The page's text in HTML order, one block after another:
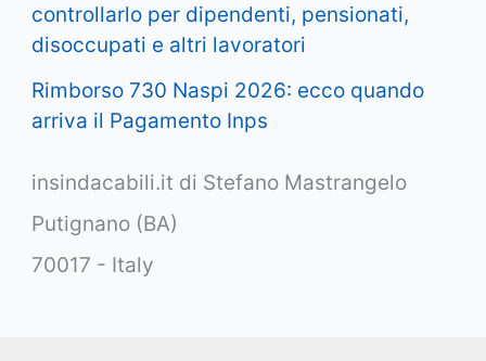
controllarlo per dipendenti, pensionati,
disoccupati e altri lavoratori
Rimborso 730 Naspi 2026: ecco quando
arriva il Pagamento Inps
insindacabili.it di Stefano Mastrangelo
Putignano (BA)
70017 - Italy